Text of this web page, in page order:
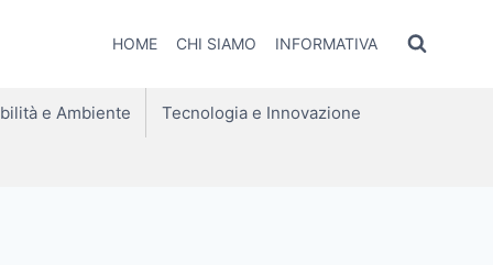
HOME CHI SIAMO INFORMATIVA
e Ambiente Tecnologia e Innovazione